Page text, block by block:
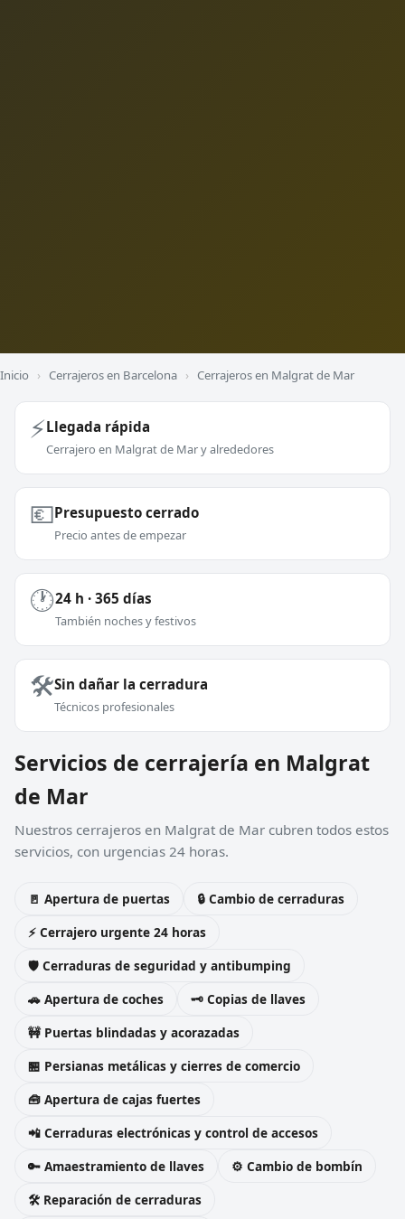
Inicio › Cerrajeros en Barcelona › Cerrajeros en Malgrat de Mar
⚡Llegada rápida
Cerrajero en Malgrat de Mar y alrededores
💶Presupuesto cerrado
Precio antes de empezar
🕐24 h · 365 días
También noches y festivos
🛠️Sin dañar la cerradura
Técnicos profesionales
Servicios de cerrajería en Malgrat
de Mar
Nuestros cerrajeros en Malgrat de Mar cubren todos estos
servicios, con urgencias 24 horas.
🚪 Apertura de puertas
🔒 Cambio de cerraduras
⚡ Cerrajero urgente 24 horas
🛡️ Cerraduras de seguridad y antibumping
🚗 Apertura de coches
🗝️ Copias de llaves
🚧 Puertas blindadas y acorazadas
🏪 Persianas metálicas y cierres de comercio
🧰 Apertura de cajas fuertes
📲 Cerraduras electrónicas y control de accesos
🔑 Amaestramiento de llaves
⚙️ Cambio de bombín
🛠️ Reparación de cerraduras